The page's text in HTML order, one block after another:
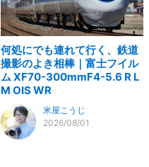
何処にでも連れて行く、鉄道
撮影のよき相棒｜富士フイル
ム XF70-300mmF4-5.6 R L
M OIS WR
米屋こうじ
2026/08/01